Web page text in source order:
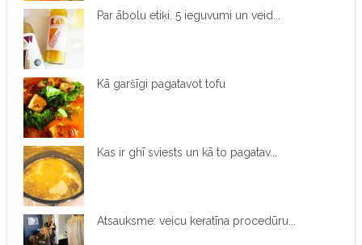
Par ābolu etiķi. 5 ieguvumi un veid...
Kā garšīgi pagatavot tofu
Kas ir ghī sviests un kā to pagatav...
Atsauksme: veicu keratīna procedūru...